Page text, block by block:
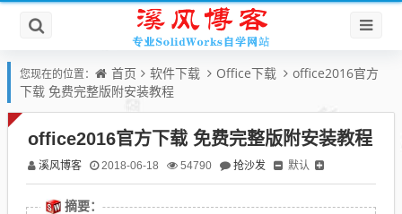
您现在的位置： 首页 软件下载 Office下载
office2016官方
下载 免费完整版附安装教程
office2016官方下载 免费完整版附安装教程
溪风博客 2018-06-18 54790 抢沙发 默认
摘要：